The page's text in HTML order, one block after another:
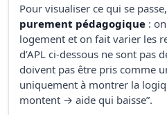
Pour visualiser ce qui se
purement pédagogique :
logement et on fait varier les
d’APL ci-dessous ne sont pas
doivent pas être pris comme
uniquement à montrer la
montent → aide qui baisse”.